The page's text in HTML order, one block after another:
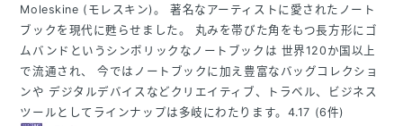
Moleskine (モレスキン)。 著名なアーティストに愛されたノート
ブックを現代に甦らせました。 丸みを帯びた角をもつ長方形にゴ
ムバンドというシンボリックなノートブックは 世界120か国以上
で流通され、 今ではノートブックに加え豊富なバッグコレクショ
ンや デジタルデバイスなどクリエイティブ、トラベル、ビジネス
ツールとしてラインナップは多岐にわたります。4.17 (6件)